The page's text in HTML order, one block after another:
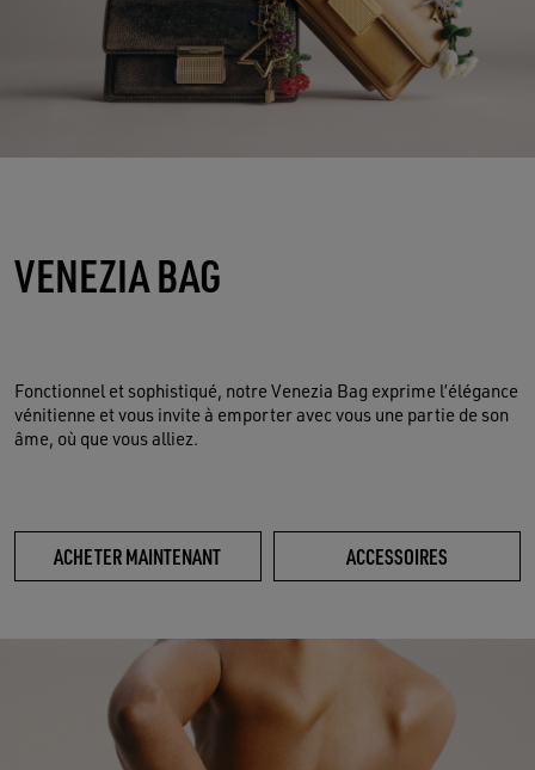
VENEZIA BAG
Fonctionnel et sophistiqué, notre Venezia Bag exprime l’élégance
vénitienne et vous invite à emporter avec vous une partie de son
âme, où que vous alliez.
ACHETER MAINTENANT ACCESSOIRES